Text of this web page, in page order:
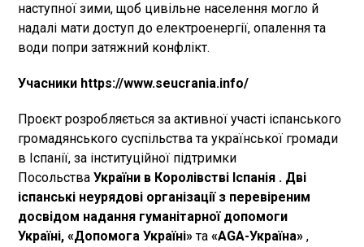
наступної зими, щоб цивільне населення могло й
надалі мати доступ до електроенергії, опалення та
води попри затяжний конфлікт.
Учасники https://www.seucrania.info/
Проєкт розробляється за активної участі іспанського
громадянського суспільства та української громади
в Іспанії, за інституційної підтримки
ПосольстваУкраїни в Королівстві Іспанія . Дві
іспанські неурядові організації з перевіреним
досвідом надання гуманітарної допомоги
Україні,«Допомога Україні»та«AGA-Україна» ,